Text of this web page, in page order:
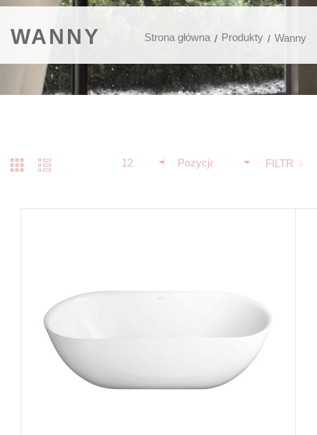
WANNY Strona główna Produkty Wanny
Pozycja FILTR
12